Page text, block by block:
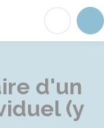
Champagne
d'un
(y